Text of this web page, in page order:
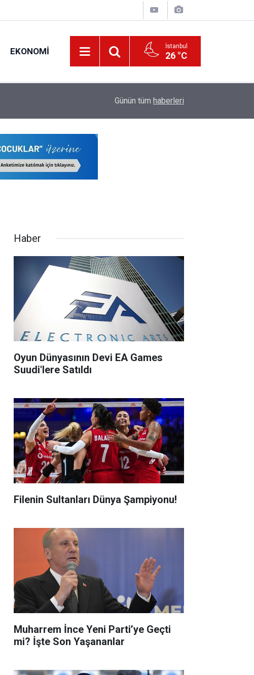
EKONOMI İstanbul
26 °C
İstanbul'da Denize Giriş Yasağı
Günün tüm haberleri
Haber
Oyun Dünyasının Devi EA Games
Suudi'lere Satıldı
Filenin Sultanları Dünya Şampiyonu!
Muharrem İnce Yeni Parti’ye Geçti
mi? İşte Son Yaşananlar